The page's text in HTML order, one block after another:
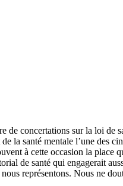
de concertations sur la loi de
la santé mentale l’une des
à cette occasion la place
de santé qui engagerait
représentons. Nous ne